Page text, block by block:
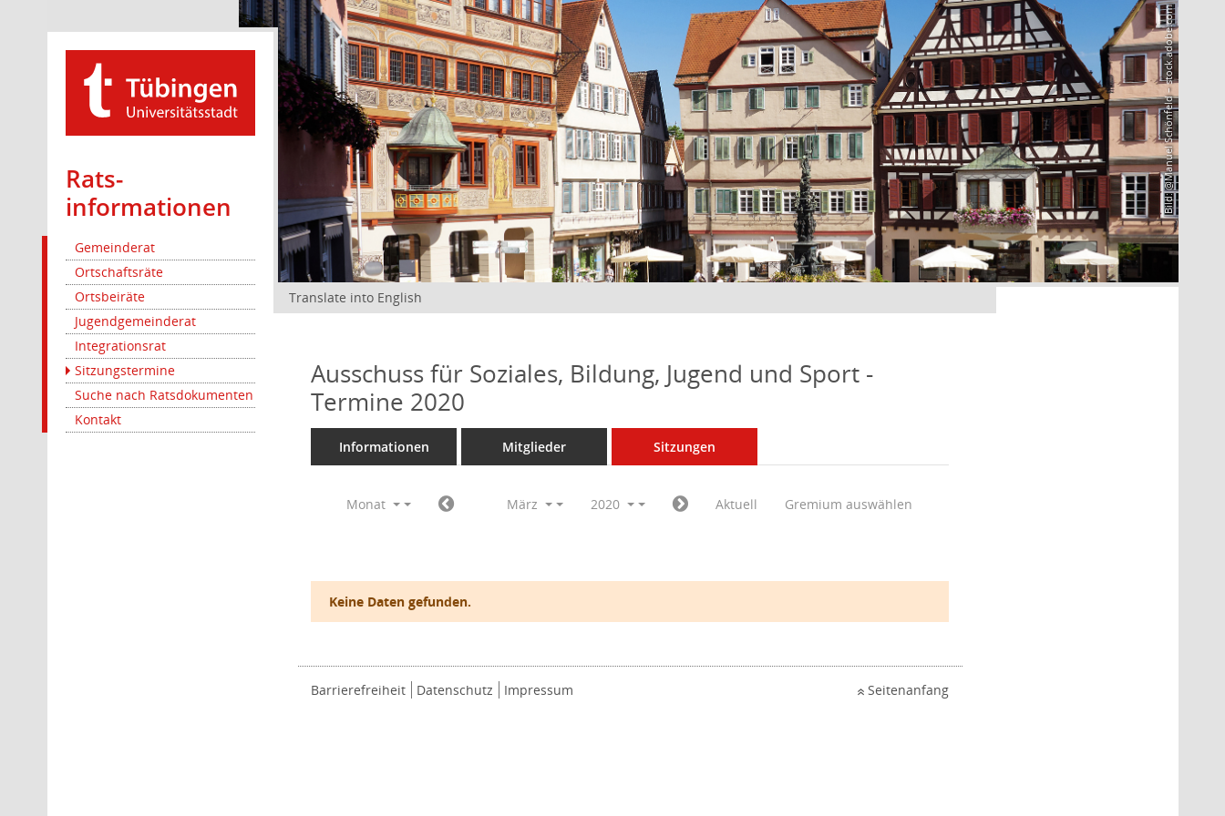
Rats­
informationen
Gemeinderat
Ortschaftsräte
Ortsbeiräte
Jugendgemeinderat
Integrationsrat
Sitzungstermine
Suche nach Ratsdokumenten
Kontakt
Bild: @Manuel Schönfeld – stock.adobe.com
Translate into English
Ausschuss für Soziales, Bildung, Jugend und Sport -
Termine 2020
Informationen Mitglieder Sitzungen
Monat März 2020 Aktuell Gremium auswählen
Keine Daten gefunden.
Barrierefreiheit Datenschutz Impressum Seitenanfang